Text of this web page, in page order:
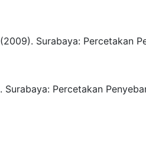
(2009). Surabaya: Percetakan
. Surabaya: Percetakan